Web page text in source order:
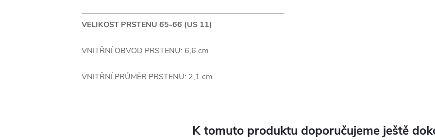
VELIKOST PRSTENU 65-66 (US 11)
VNITŘNÍ OBVOD PRSTENU: 6,6 cm
VNITŘNÍ PRŮMĚR PRSTENU: 2,1 cm
K tomuto produktu doporučujeme ještě